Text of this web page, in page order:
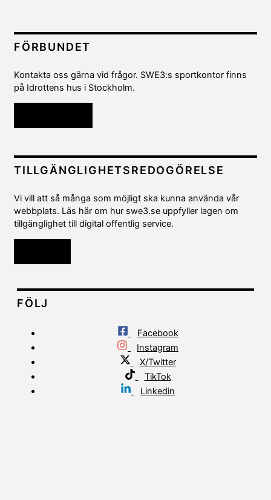
FÖRBUNDET
Kontakta oss gärna vid frågor. SWE3:s sportkontor finns
på Idrottens hus i Stockholm.
TILLGÄNGLIGHETSREDOGÖRELSE
Vi vill att så många som möjligt ska kunna använda vår
webbplats. Läs här om hur swe3.se uppfyller lagen om
tillgänglighet till digital offentlig service.
FÖLJ
Facebook
Instagram
X/Twitter
TikTok
Linkedin